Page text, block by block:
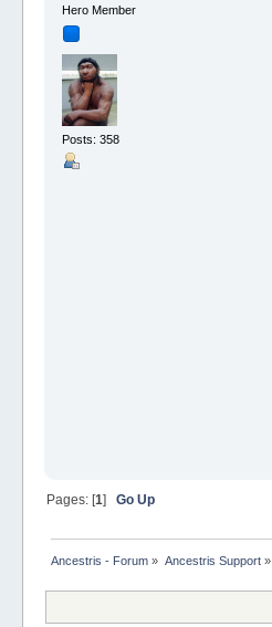
Hero Member
Posts: 358
Pages: [1] Go Up
Ancestris - Forum » Ancestris Support»